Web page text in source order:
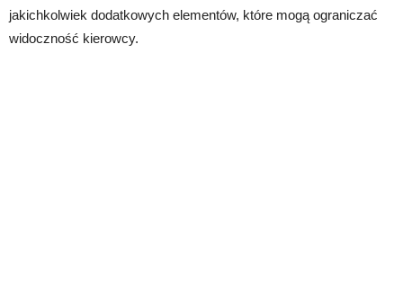
jakichkolwiek dodatkowych elementów, które mogą ograniczać
widoczność kierowcy.